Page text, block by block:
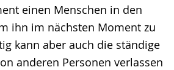
einen Menschen in den
ihn im nächsten Moment zu
kann aber auch die ständige
anderen Personen verlassen